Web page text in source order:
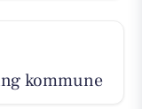
kommune